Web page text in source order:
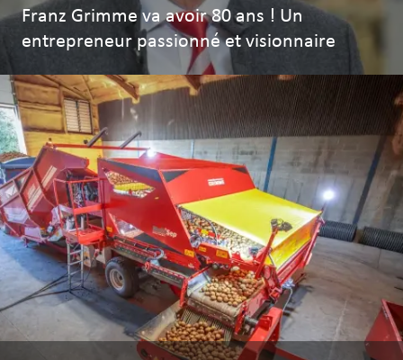
Franz Grimme va avoir 80 ans ! Un
entrepreneur passionné et visionnaire